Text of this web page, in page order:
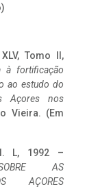
Tomo II,
à fortificação
ao estudo do
Açores nos
Vieira. (Em
L, 1992 –
AS
AÇORES